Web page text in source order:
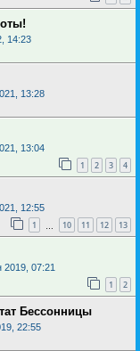
14:23
13:28
13:04
1 2 3 4
12:55
1 10 11 12 13
2019, 07:21
1 2
Бессонницы
22:55